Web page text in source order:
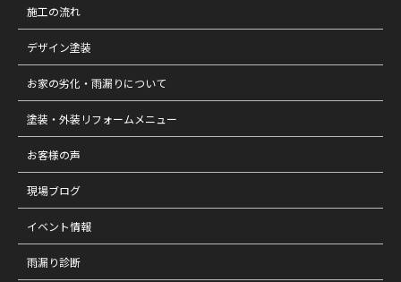
施工の流れ
デザイン塗装
お家の劣化・雨漏りについて
塗装・外装リフォームメニュー
お客様の声
現場ブログ
イベント情報
雨漏り診断